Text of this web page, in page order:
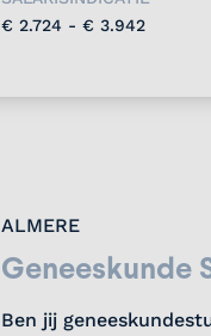
€ 2.724 - € 3.942
ALMERE
Geneeskunde
Ben jij